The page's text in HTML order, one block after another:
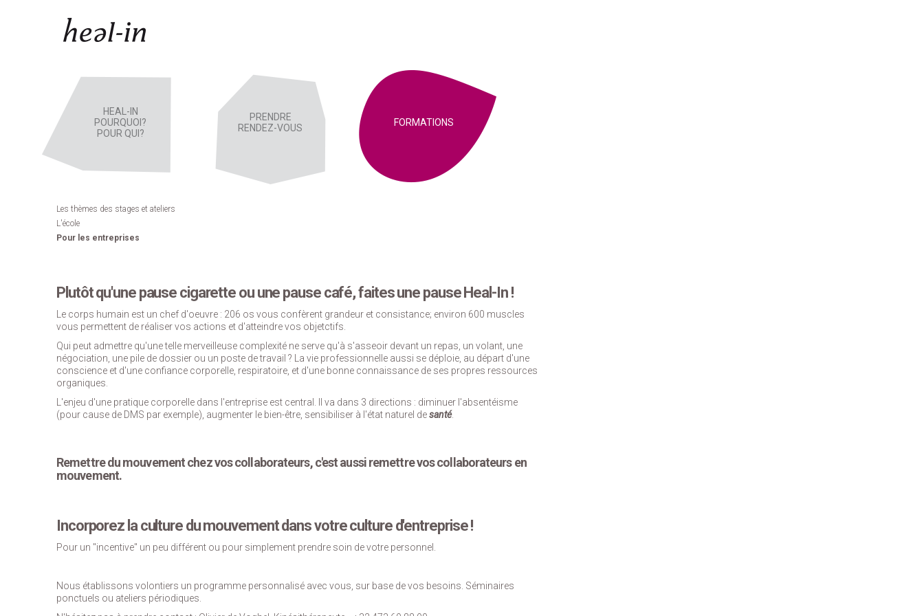
Menu principal
HEAL-IN
POURQUOI?
POUR QUI?
PRENDRE
RENDEZ-VOUS
FORMATIONS
Les thèmes des stages et ateliers
L'école
Pour les entreprises
Plutôt qu'une pause cigarette ou une pause café, faites une pause Heal-In !
Le corps humain est un chef d'oeuvre : 206 os vous confèrent grandeur et consistance; environ 600 muscles
vous permettent de réaliser vos actions et d'atteindre vos objetctifs.
Qui peut admettre qu'une telle merveilleuse complexité ne serve qu'à s'asseoir devant un repas, un volant, une
négociation, une pile de dossier ou un poste de travail ? La vie professionnelle aussi se déploie, au départ d'une
conscience et d'une confiance corporelle, respiratoire, et d'une bonne connaissance de ses propres ressources
organiques.
L'enjeu d'une pratique corporelle dans l'entreprise est central. Il va dans 3 directions : diminuer l'absentéisme
(pour cause de DMS par exemple), augmenter le bien-être, sensibiliser à l'état naturel desanté.
Remettre du mouvement chez vos collaborateurs, c'est aussi remettre vos collaborateurs en
mouvement.
Incorporez la culture du mouvement dans votre culture d'entreprise !
Pour un "incentive" un peu différent ou pour simplement prendre soin de votre personnel.
Nous établissons volontiers un programme personnalisé avec vous, sur base de vos besoins. Séminaires
ponctuels ou ateliers périodiques.